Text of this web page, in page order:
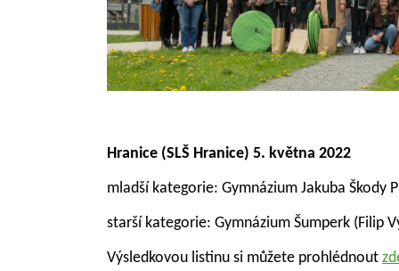
Hranice (SLŠ Hranice) 5. května 2022
mladší kategorie: Gymnázium Jakuba Škody
starší kategorie: Gymnázium Šumperk (Filip
Výsledkovou listinu si můžete prohlédnout